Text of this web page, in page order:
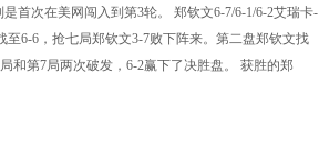
首次在美网闯入到第3轮。 郑钦文6-7/6-1/6-2艾瑞卡-
6-6，抢七局郑钦文3-7败下阵来。第二盘郑钦文找
和第7局两次破发，6-2赢下了决胜盘。 获胜的郑